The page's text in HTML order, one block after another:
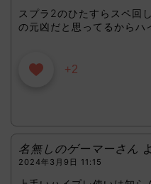
スプラ2のひたすらスペ回
の元凶だと思ってるからハ
+2
名無しのゲーマーさん
2024年3月9日 11:15